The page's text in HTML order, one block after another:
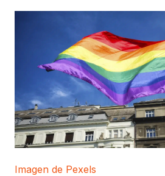
Imagen de Pexels